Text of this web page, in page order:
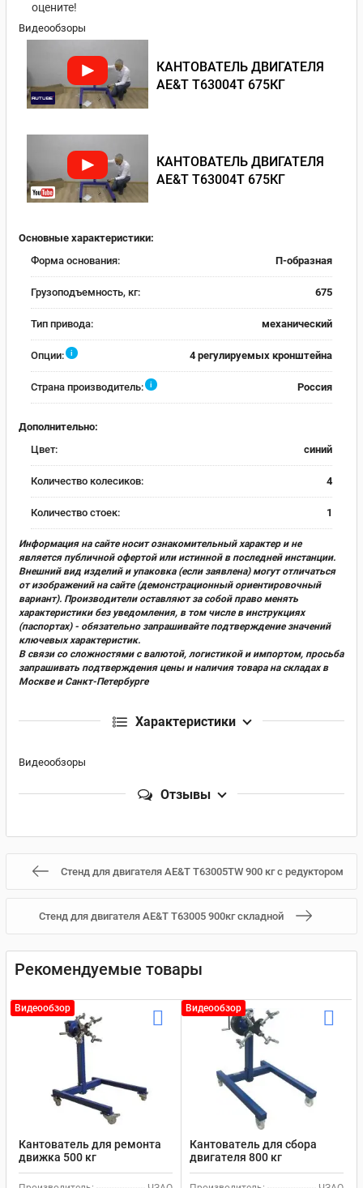
оцените!
Видеообзоры
КАНТОВАТЕЛЬ ДВИГАТЕЛЯ
AE&T T63004T 675КГ
КАНТОВАТЕЛЬ ДВИГАТЕЛЯ
AE&T T63004T 675КГ
Основные характеристики:
Форма основания:
П-образная
Грузоподъемность, кг: 675
Тип привода: механический
Опции: i 4 регулируемых кронштейна
Страна производитель: i Россия
Дополнительно:
Цвет:
синий
Количество колесиков: 4
Количество стоек: 1
Информация на сайте носит ознакомительный характер и не
является публичной офертой или истинной в последней инстанции.
Внешний вид изделий и упаковка (если заявлена) могут отличаться
от изображений на сайте (демонстрационный ориентировочный
вариант). Производители оставляют за собой право менять
характеристики без уведомления, в том числе в инструкциях
(паспортах) - обязательно запрашивайте подтверждение значений
ключевых характеристик.
В связи со сложностями с валютой, логистикой и импортом, просьба
запрашивать подтверждения цены и наличия товара на складах в
Москве и Санкт-Петербурге
Характеристики
Видеообзоры
Отзывы
Стенд для двигателя AE&T T63005TW 900 кг с редуктором
Стенд для двигателя AE&T T63005 900кг складной
Рекомендуемые товары
Видеообзор
Кантователь для ремонта
движка 500 кг
механический ЧЗАО Р500Е
с червячным редуктором
Видеообзор
Кантователь для сбора
двигателя 800 кг
механический ЧЗАО Р500Е
с червячным редуктором